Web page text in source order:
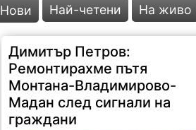
Нови Най-четени На живо
Димитър Петров:
Ремонтирахме пътя
Монтана-Владимирово-
Мадан след сигнали на
граждани